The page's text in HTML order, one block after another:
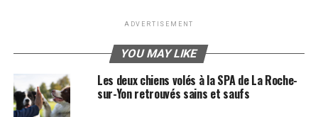
ADVERTISEMENT
YOU MAY LIKE
Les deux chiens volés à la SPA de La Roche-
sur-Yon retrouvés sains et saufs